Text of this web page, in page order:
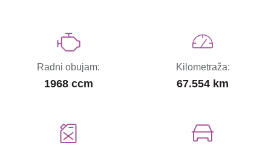
Radni obujam:
1968 ccm
Kilometraža:
67.554 km